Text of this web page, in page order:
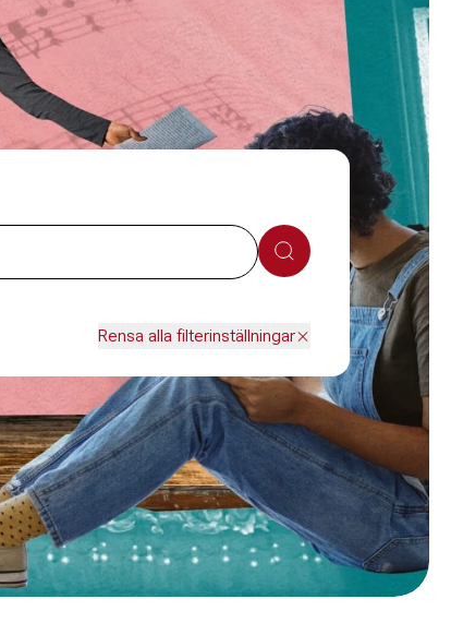
Sök
Rensa alla filterinställningar